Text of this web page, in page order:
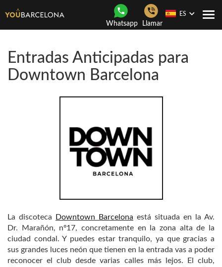
Whatsapp Llamar
ES
Entradas Anticipadas para
Downtown Barcelona
La discoteca Downtown Barcelona está situada en la Av.
Dr. Marañón, nº17, concretamente en la zona alta de la
ciudad condal. Y puedes estar tranquilo, ya que gracias a
sus grandes luces neón que tienen en la entrada vas a poder
reconocer el club desde varias calles más lejos. El club,